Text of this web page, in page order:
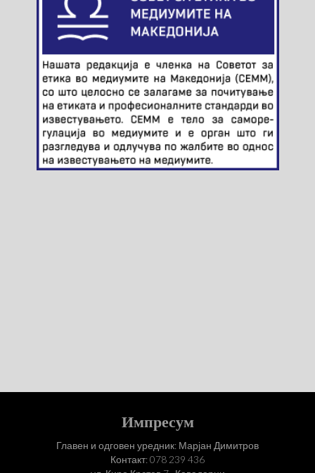
Импресум
Главен и одговен уредник: Марјан Димитров
Контакт: 078 239 436